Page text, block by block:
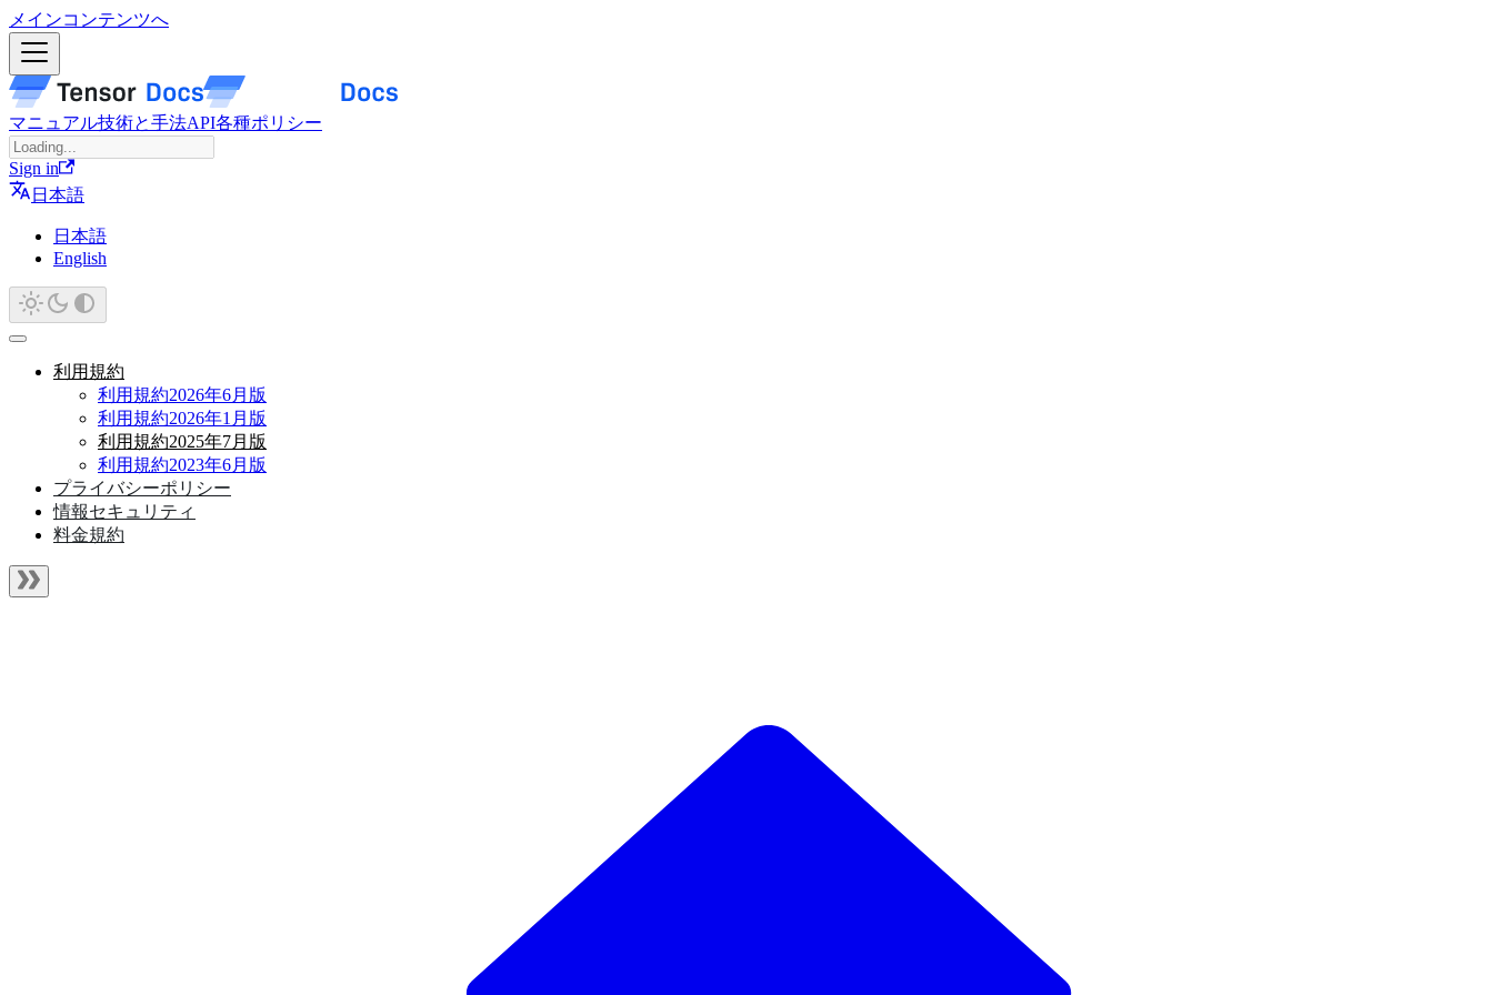
メインコンテンツへ
マニュアル技術と手法API各種ポリシー
Sign in
日本語
日本語
English
利用規約
利用規約2026年6月版
利用規約2026年1月版
利用規約2025年7月版
利用規約2023年6月版
プライバシーポリシー
情報セキュリティ
料金規約